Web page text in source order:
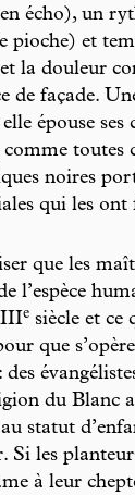
écho), un
pioche) et
la douleur
de façade.
épouse
toutes
noires
qui les ont
que les
l’espèce
e siècle et ce
que
du Blanc
statut
Si les
à leur